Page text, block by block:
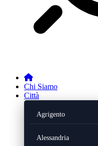
Chi Siamo
Città
Agrigento
Alessandria